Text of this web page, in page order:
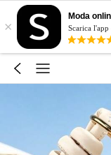
×
Moda
Scarica